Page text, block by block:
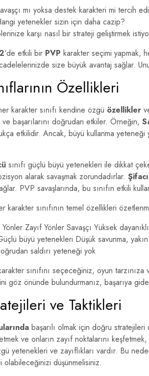
mı yoksa destek karakteri mi tercih
yetenekler sizin için daha cazip?
karşı nasıl bir strateji geliştirmek
‘de etkili bir PVP karakter seçimi yapmak,
size büyük avantaj sağlar.
Özellikleri
karakter sınıfı kendine özgü özellikler
başarılarını doğrudan etkiler. Örneğin,
etkilidir. Ancak, büyü kullanma yeteneği
sınıfı güçlü büyü yetenekleri ile dikkat
alarak savaşmak zorundadırlar. Şifacı
PVP savaşlarında, bu sınıfın etkili
karakter sınıfının temel özellikleri
Zayıf Yönler Savaşçı Yüksek
büyü yetenekleri Düşük savunma, yakın
saldırı yeteneği yok
sınıfını seçeceğiniz, oyun
göz önünde bulundurmanız, başarıya
ve Taktikleri
başarılı olmak için doğru
ve onların zayıf noktalarını
yetenekleri ve zayıflıkları vardır. Bu
olabileceğinizi düşünmelisiniz.